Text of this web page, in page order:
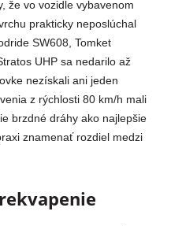
že vo vozidle vybavenom
prakticky neposlúchal
SW608, Tomket
UHP sa nedarilo až
nezískali ani jeden
z rýchlosti 80 km/h mali
brzdné dráhy ako najlepšie
znamenať rozdiel medzi